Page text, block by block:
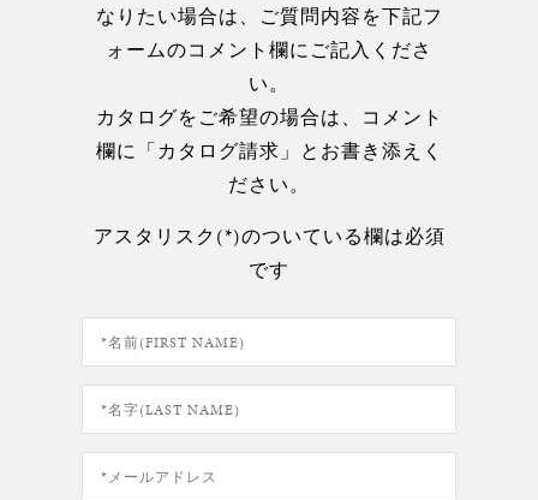
なりたい場合は、ご質問内容を下記フ
ォームのコメント欄にご記入くださ
い。
カタログをご希望の場合は、コメント
欄に「カタログ請求」とお書き添えく
ださい。
アスタリスク(*)のついている欄は必須
です